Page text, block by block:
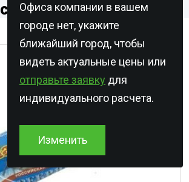
Офиса компании в вашем
городе нет, укажите
ближайший город, чтобы
видеть актуальные цены или
отправьте заявку для
индивидуального расчета.
Изменить